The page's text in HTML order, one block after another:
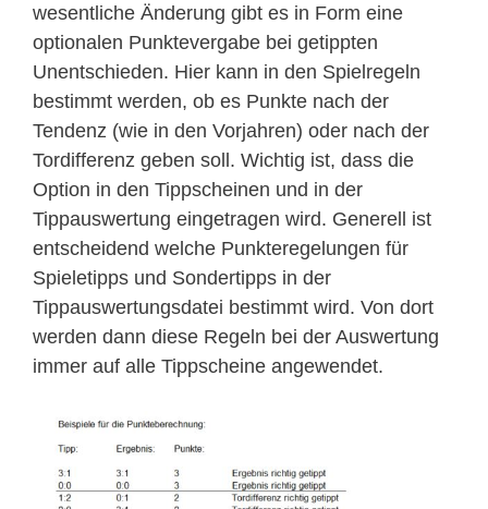
wesentliche Änderung gibt es in Form eine
optionalen Punktevergabe bei getippten
Unentschieden. Hier kann in den Spielregeln
bestimmt werden, ob es Punkte nach der
Tendenz (wie in den Vorjahren) oder nach der
Tordifferenz geben soll. Wichtig ist, dass die
Option in den Tippscheinen und in der
Tippauswertung eingetragen wird. Generell ist
entscheidend welche Punkteregelungen für
Spieletipps und Sondertipps in der
Tippauswertungsdatei bestimmt wird. Von dort
werden dann diese Regeln bei der Auswertung
immer auf alle Tippscheine angewendet.